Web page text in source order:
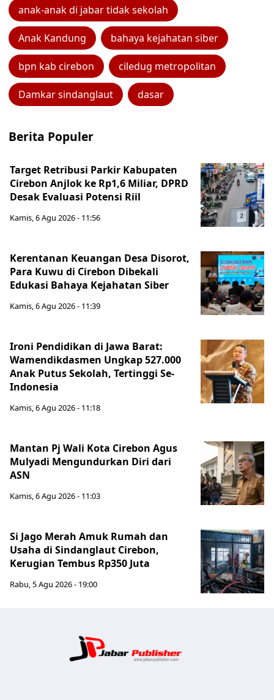
anak-anak di jabar tidak sekolah
Anak Kandung bahaya kejahatan siber
bpn kab cirebon ciledug metropolitan
Damkar sindanglaut dasar
Berita Populer
Target Retribusi Parkir Kabupaten
Cirebon Anjlok ke Rp1,6 Miliar, DPRD
Desak Evaluasi Potensi Riil
Kamis, 6 Agu 2026 - 11:56
Kerentanan Keuangan Desa Disorot,
Para Kuwu di Cirebon Dibekali
Edukasi Bahaya Kejahatan Siber
Kamis, 6 Agu 2026 - 11:39
Ironi Pendidikan di Jawa Barat:
Wamendikdasmen Ungkap 527.000
Anak Putus Sekolah, Tertinggi Se-
Indonesia
Kamis, 6 Agu 2026 - 11:18
Mantan Pj Wali Kota Cirebon Agus
Mulyadi Mengundurkan Diri dari
ASN
Kamis, 6 Agu 2026 - 11:03
Si Jago Merah Amuk Rumah dan
Usaha di Sindanglaut Cirebon,
Kerugian Tembus Rp350 Juta
Rabu, 5 Agu 2026 - 19:00